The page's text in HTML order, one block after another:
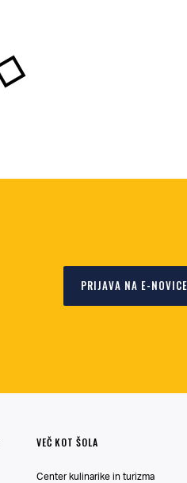
PRIJAVA NA E-NOVICE
VEČ KOT ŠOLA
Center kulinarike in turizma